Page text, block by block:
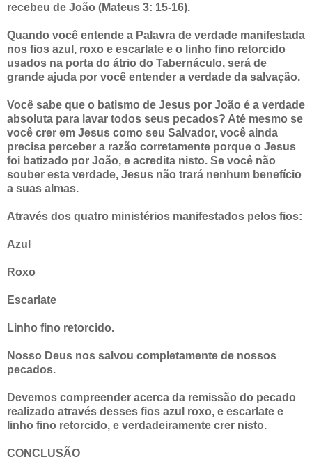
recebeu de João (Mateus 3: 15-16).
Quando você entende a Palavra de verdade manifestada
nos fios azul, roxo e escarlate e o linho fino retorcido
usados na porta do átrio do Tabernáculo, será de
grande ajuda por você entender a verdade da salvação.
Você sabe que o batismo de Jesus por João é a verdade
absoluta para lavar todos seus pecados? Até mesmo se
você crer em Jesus como seu Salvador, você ainda
precisa perceber a razão corretamente porque o Jesus
foi batizado por João, e acredita nisto. Se você não
souber esta verdade, Jesus não trará nenhum benefício
a suas almas.
Através dos quatro ministérios manifestados pelos fios:
Azul
Roxo
Escarlate
Linho fino retorcido.
Nosso Deus nos salvou completamente de nossos
pecados.
Devemos compreender acerca da remissão do pecado
realizado através desses fios azul roxo, e escarlate e
linho fino retorcido, e verdadeiramente crer nisto.
CONCLUSÃO